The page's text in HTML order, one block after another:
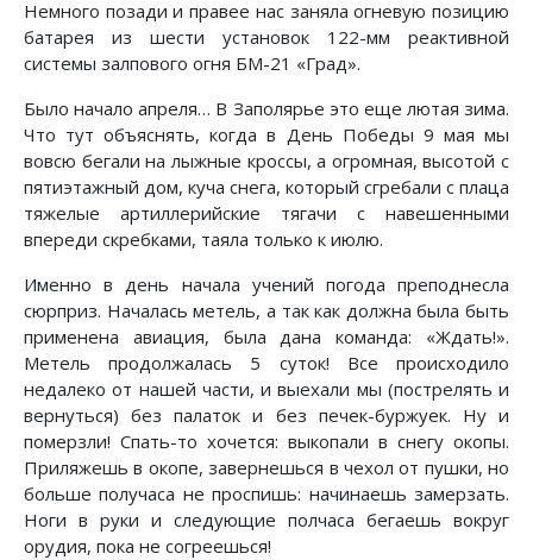
Немного позади и правее нас заняла огневую позицию
батарея из шести установок 122-мм реактивной
системы залпового огня БМ-21 «Град».
Было начало апреля… В Заполярье это еще лютая зима.
Что тут объяснять, когда в День Победы 9 мая мы
вовсю бегали на лыжные кроссы, а огромная, высотой с
пятиэтажный дом, куча снега, который сгребали с плаца
тяжелые артиллерийские тягачи с навешенными
впереди скребками, таяла только к июлю.
Именно в день начала учений погода преподнесла
сюрприз. Началась метель, а так как должна была быть
применена авиация, была дана команда: «Ждать!».
Метель продолжалась 5 суток! Все происходило
недалеко от нашей части, и выехали мы (пострелять и
вернуться) без палаток и без печек-буржуек. Ну и
померзли! Спать-то хочется: выкопали в снегу окопы.
Приляжешь в окопе, завернешься в чехол от пушки, но
больше получаса не проспишь: начинаешь замерзать.
Ноги в руки и следующие полчаса бегаешь вокруг
орудия, пока не согреешься!